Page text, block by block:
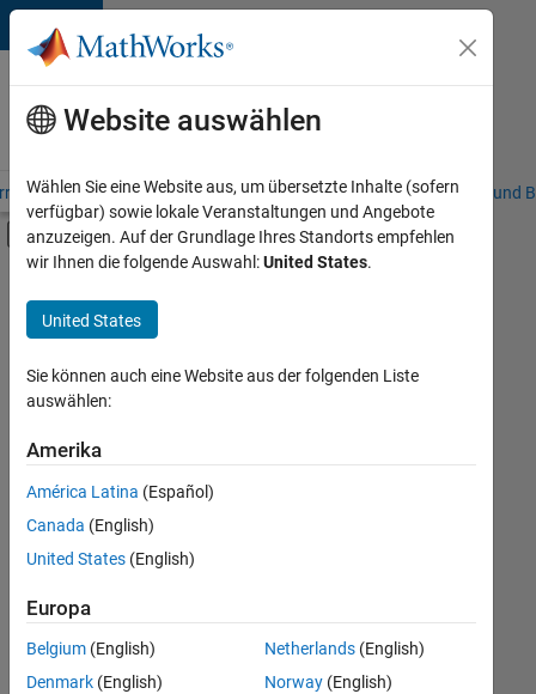
Weiter zum Inhalt
Karriere
bei
MathWorks
– Übersicht Stellensuche Niederlassungen Studierende und
Umschaltung für Off-Canvas-
Hauptinhalt
Praktika
Commercial Sales
Customer Support
Education Sales
Inside Sales
Sales Operations
Marketing Services
Legal
+7
Derzeit
es
keine
offenen
Stellen,
Ihren
Suchkriterien
entsprechen.
Website auswählen
Wählen Sie eine Website aus, um übersetzte Inhalte (sofern
verfügbar) sowie lokale Veranstaltungen und Angebote
anzuzeigen. Auf der Grundlage Ihres Standorts empfehlen
wir Ihnen die folgende Auswahl:United States.
United States
Sie können auch eine Website aus der folgenden Liste
auswählen:
Amerika
América Latina (Español)
Canada (English)
United States (English)
Europa
Belgium (English)
Denmark (English)
Netherlands(English)
Norway(English)